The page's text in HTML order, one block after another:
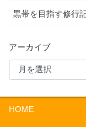
黒帯を目指す修行
アーカイブ
HOME